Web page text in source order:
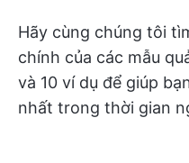
Hãy cùng chúng tôi
chính của các mẫu
và 10 ví dụ để giúp
nhất trong thời gian